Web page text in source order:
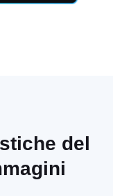
del